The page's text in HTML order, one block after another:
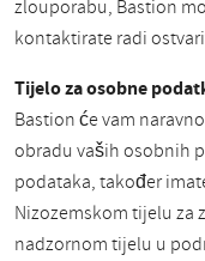
zlouporabu, Bastion
kontaktirate radi
Tijelo za osobne
Bastion će vam
obradu vaših osobnih
podataka, također
Nizozemskom tijelu za
nadzornom tijelu u